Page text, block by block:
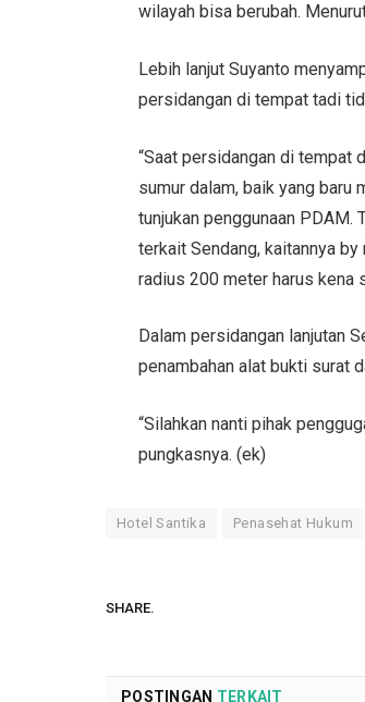
wilayah bisa berubah.
Lebih lanjut Suyanto
persidangan di tempat tadi
“Saat persidangan di tempat
sumur dalam, baik yang baru
tunjukan penggunaan PDAM.
terkait Sendang, kaitannya
radius 200 meter harus kena
Dalam persidangan lanjutan
penambahan alat bukti surat
“Silahkan nanti pihak
pungkasnya. (ek)
Hotel Santika Penasehat Hukum
SHARE.
POSTINGAN TERKAIT